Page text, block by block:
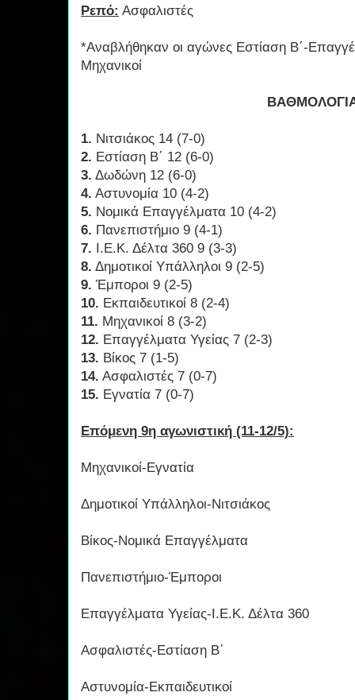
Ρεπό: Ασφαλιστές
*Αναβλήθηκαν οι αγώνες Εστίαση Β΄-
Μηχανικοί
1. Νιτσιάκος 14 (7-0)
2. Εστίαση Β΄ 12 (6-0)
3. Δωδώνη 12 (6-0)
4. Αστυνομία 10 (4-2)
5. Νομικά Επαγγέλματα 10 (4-2)
6. Πανεπιστήμιο 9 (4-1)
7. Ι.Ε.Κ. Δέλτα 360 9 (3-3)
8. Δημοτικοί Υπάλληλοι 9 (2-5)
9. Έμποροι 9 (2-5)
10. Εκπαιδευτικοί 8 (2-4)
11. Μηχανικοί 8 (3-2)
12. Επαγγέλματα Υγείας 7 (2-3)
13. Βίκος 7 (1-5)
14. Ασφαλιστές 7 (0-7)
15. Εγνατία 7 (0-7)
Επόμενη 9η αγωνιστική (11-12/5):
Μηχανικοί-Εγνατία
Δημοτικοί Υπάλληλοι-Νιτσιάκος
Βίκος-Νομικά Επαγγέλματα
Πανεπιστήμιο-Έμποροι
Επαγγέλματα Υγείας-Ι.Ε.Κ. Δέλτα 360
Ασφαλιστές-Εστίαση Β΄
Αστυνομία-Εκπαιδευτικοί